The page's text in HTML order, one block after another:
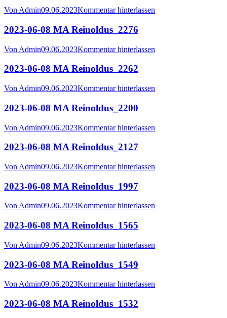
Von Admin09.06.2023Kommentar hinterlassen
2023-06-08 MA Reinoldus_2276
Von Admin09.06.2023Kommentar hinterlassen
2023-06-08 MA Reinoldus_2262
Von Admin09.06.2023Kommentar hinterlassen
2023-06-08 MA Reinoldus_2200
Von Admin09.06.2023Kommentar hinterlassen
2023-06-08 MA Reinoldus_2127
Von Admin09.06.2023Kommentar hinterlassen
2023-06-08 MA Reinoldus_1997
Von Admin09.06.2023Kommentar hinterlassen
2023-06-08 MA Reinoldus_1565
Von Admin09.06.2023Kommentar hinterlassen
2023-06-08 MA Reinoldus_1549
Von Admin09.06.2023Kommentar hinterlassen
2023-06-08 MA Reinoldus_1532